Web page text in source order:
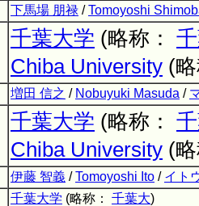
下馬場 朋禄 /Tomoyoshi
千葉大学 (略称：
Chiba University (
増田 信之 / Nobuyuki Masuda /
千葉大学 (略称：
Chiba University (
伊藤 智義 /Tomoyoshi Ito / イト
千葉大学 (略称： 千葉大)